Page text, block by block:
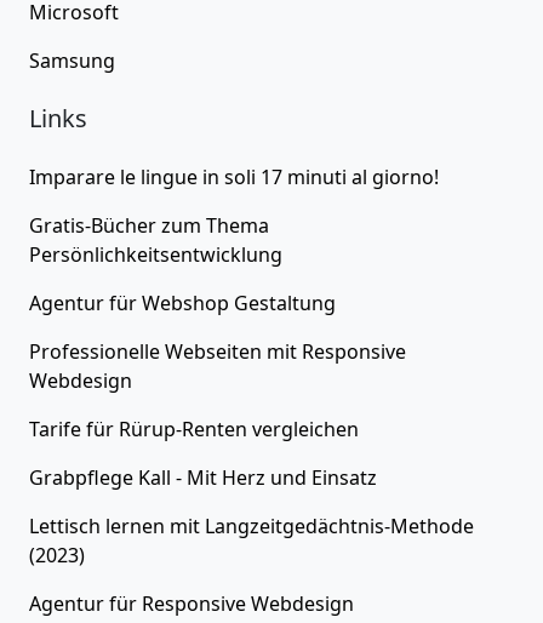
Microsoft
Samsung
Links
Imparare le lingue in soli 17 minuti al giorno!
Gratis-Bücher zum Thema
Persönlichkeitsentwicklung
Agentur fürWebshop Gestaltung
Professionelle Webseiten mit Responsive
Webdesign
Tarife für Rürup-Renten vergleichen
Grabpflege Kall - Mit Herz und Einsatz
Lettisch lernen mit Langzeitgedächtnis-Methode
(2023)
Agentur für Responsive Webdesign